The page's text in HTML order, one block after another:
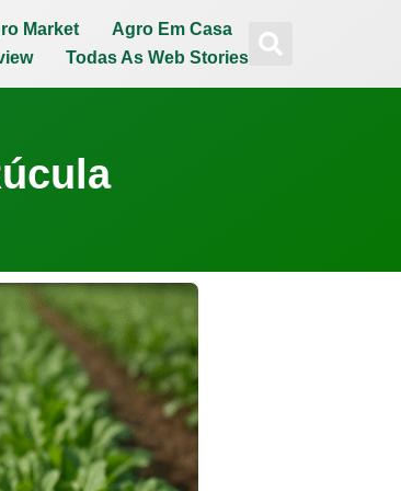
Market
Agro Em Casa
Todas As Web Stories